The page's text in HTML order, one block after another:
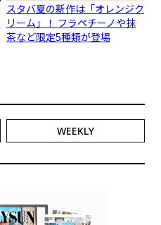
スタバ夏の新作は「オレンジク
リーム」！ フラペチーノや抹
茶など限定5種類が登場
WEEKLY